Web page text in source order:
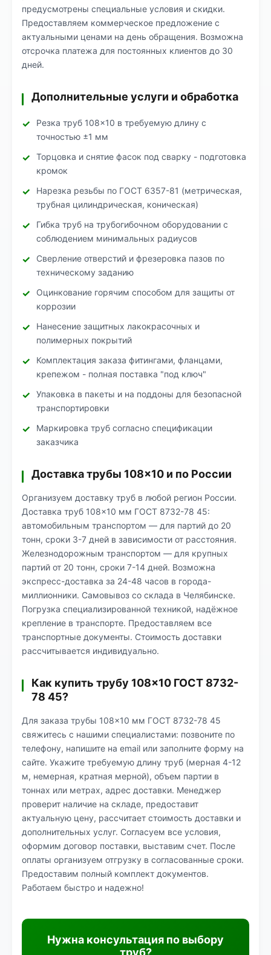
предусмотрены специальные условия и скидки.
Предоставляем коммерческое предложение с
актуальными ценами на день обращения. Возможна
отсрочка платежа для постоянных клиентов до 30
дней.
Дополнительные услуги и обработка
Резка труб 108×10 в требуемую длину с
точностью ±1 мм
Торцовка и снятие фасок под сварку - подготовка
кромок
Нарезка резьбы по ГОСТ 6357-81 (метрическая,
трубная цилиндрическая, коническая)
Гибка труб на трубогибочном оборудовании с
соблюдением минимальных радиусов
Сверление отверстий и фрезеровка пазов по
техническому заданию
Оцинкование горячим способом для защиты от
коррозии
Нанесение защитных лакокрасочных и
полимерных покрытий
Комплектация заказа фитингами, фланцами,
крепежом - полная поставка "под ключ"
Упаковка в пакеты и на поддоны для безопасной
транспортировки
Маркировка труб согласно спецификации
заказчика
Доставка трубы 108×10 и по России
Организуем доставку труб в любой регион России.
Доставка труб 108×10 мм ГОСТ 8732-78 45:
автомобильным транспортом — для партий до 20
тонн, сроки 3-7 дней в зависимости от расстояния.
Железнодорожным транспортом — для крупных
партий от 20 тонн, сроки 7-14 дней. Возможна
экспресс-доставка за 24-48 часов в города-
миллионники. Самовывоз со склада в Челябинске.
Погрузка специализированной техникой, надёжное
крепление в транспорте. Предоставляем все
транспортные документы. Стоимость доставки
рассчитывается индивидуально.
Как купить трубу 108×10 ГОСТ 8732-
78 45?
Для заказа трубы 108×10 мм ГОСТ 8732-78 45
свяжитесь с нашими специалистами: позвоните по
телефону, напишите на email или заполните форму на
сайте. Укажите требуемую длину труб (мерная 4-12
м, немерная, кратная мерной), объем партии в
тоннах или метрах, адрес доставки. Менеджер
проверит наличие на складе, предоставит
актуальную цену, рассчитает стоимость доставки и
дополнительных услуг. Согласуем все условия,
оформим договор поставки, выставим счет. После
оплаты организуем отгрузку в согласованные сроки.
Предоставим полный комплект документов.
Работаем быстро и надежно!
Нужна консультация по выбору
труб?